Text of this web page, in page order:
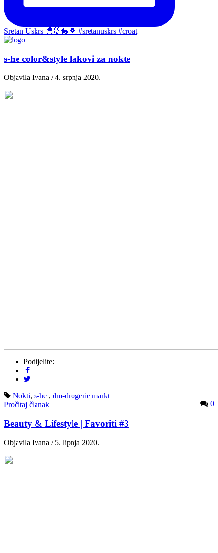
Sretan Uskrs 🐣🐰🐇🐥 #sretanuskrs #croat
s-he color&style lakovi za nokte
Objavila Ivana / 4. srpnja 2020.
Podijelite:
0
Nokti, s-he , dm-drogerie markt
Pročitaj članak
Beauty & Lifestyle | Favoriti #3
Objavila Ivana / 5. lipnja 2020.